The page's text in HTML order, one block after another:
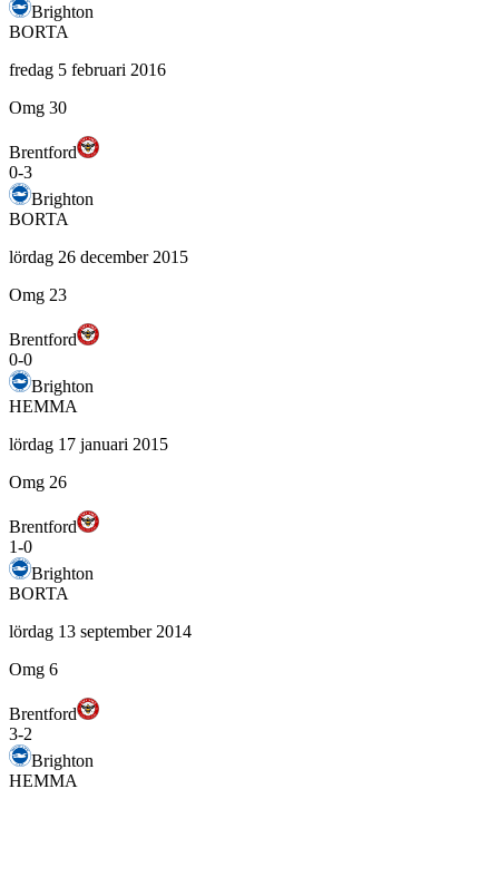
Brighton
BORTA
fredag 5 februari 2016
Omg 30
Brentford
0-3
Brighton
BORTA
lördag 26 december 2015
Omg 23
Brentford
0-0
Brighton
HEMMA
lördag 17 januari 2015
Omg 26
Brentford
1-0
Brighton
BORTA
lördag 13 september 2014
Omg 6
Brentford
3-2
Brighton
HEMMA